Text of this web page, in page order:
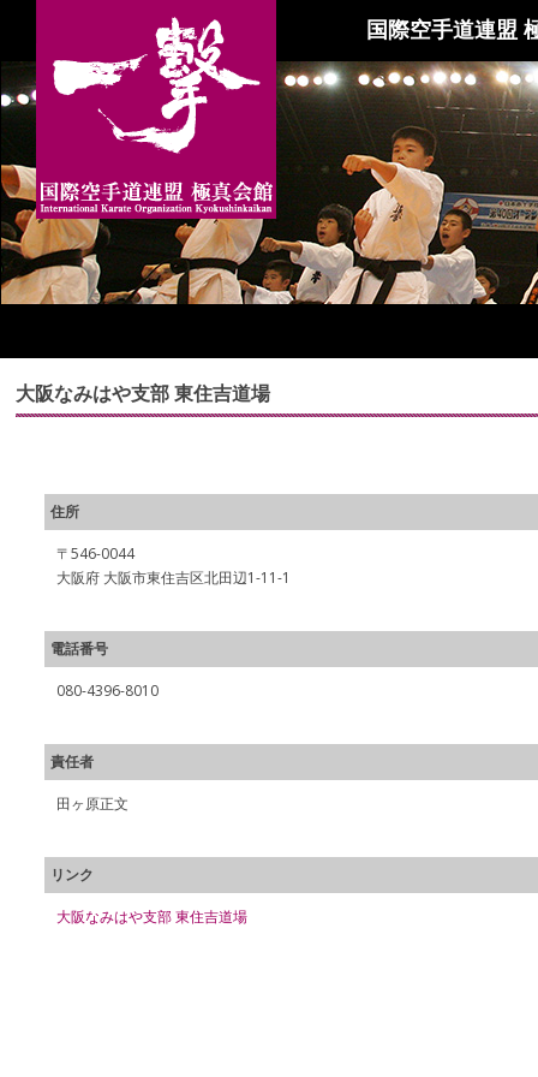
国際空手道連盟
大阪なみはや支部 東住吉道場
住所
〒546-0044
大阪府 大阪市東住吉区北田辺1-11-1
電話番号
080-4396-8010
責任者
田ヶ原正文
リンク
大阪なみはや支部 東住吉道場